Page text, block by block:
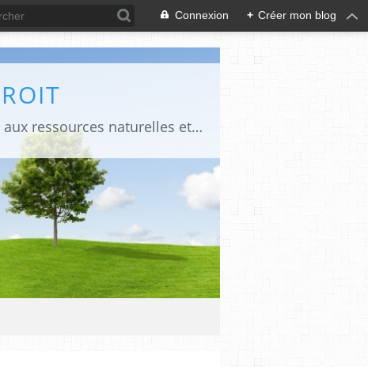
Connexion + Créer mon blog
Le blog propose des liens pour accéder à certains documents juridiques relatifs aux ressources naturelles et à des publications en droit constitutionnel et administratif dans les pays d'Afrique francophone. Il propose des liens pour accéder à certains documents relatifs à la commande publique et aux Evaluations environnementales et sociales.